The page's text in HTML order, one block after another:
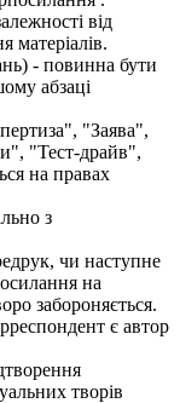
від
матеріалів.
- повинна бути
абзаці
"Заява",
"Тест-драйв",
на правах
з
чи наступне
на
забороняється.
є автор
творів